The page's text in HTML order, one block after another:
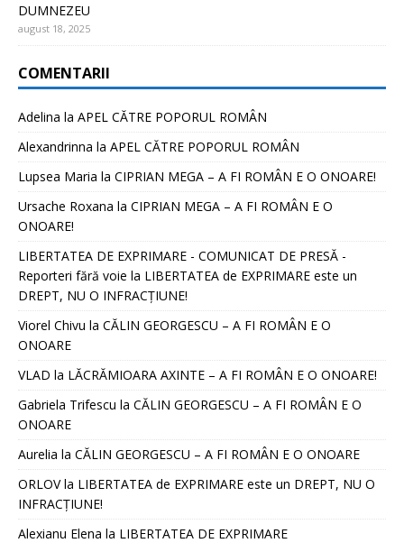
DUMNEZEU
august 18, 2025
COMENTARII
Adelina la APEL CĂTRE POPORUL ROMÂN
Alexandrinna la APEL CĂTRE POPORUL ROMÂN
Lupsea Maria la CIPRIAN MEGA – A FI ROMÂN E O ONOARE!
Ursache Roxana la CIPRIAN MEGA – A FI ROMÂN E O
ONOARE!
LIBERTATEA DE EXPRIMARE - COMUNICAT DE PRESĂ -
Reporteri fără voie la LIBERTATEA de EXPRIMARE este un
DREPT, NU O INFRACȚIUNE!
Viorel Chivu la CĂLIN GEORGESCU – A FI ROMÂN E O
ONOARE
VLAD la LĂCRĂMIOARA AXINTE – A FI ROMÂN E O ONOARE!
Gabriela Trifescu la CĂLIN GEORGESCU – A FI ROMÂN E O
ONOARE
Aurelia la CĂLIN GEORGESCU – A FI ROMÂN E O ONOARE
ORLOVla LIBERTATEA de EXPRIMARE este un DREPT, NU O
INFRACȚIUNE!
Alexianu Elena la LIBERTATEA DE EXPRIMARE